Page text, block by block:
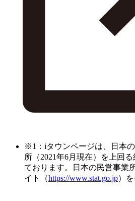
※1：iタウンページは、日本
所（2021年6月現在）を上回
ております。日本の民営事業
イト（https://www.stat.go.jp）